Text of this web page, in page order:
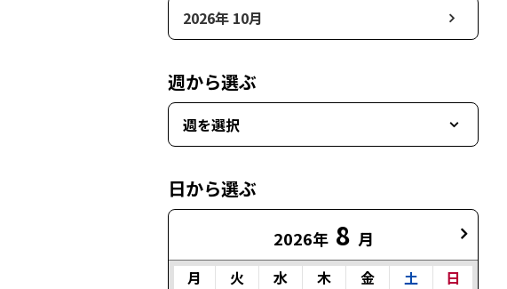
2026年 10月
週から選ぶ
週を選択
日から選ぶ
2026年 8 月
月 火 水 木 金 土
日